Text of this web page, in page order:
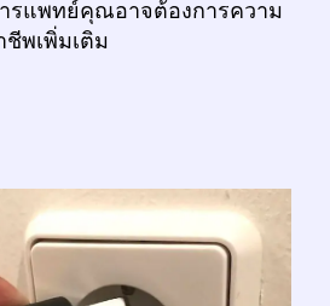
รแพทย์คุณอาจต้องการความ
พเพิ่มเติม